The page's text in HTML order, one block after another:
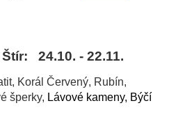
24.10. - 22.11.
Korál Červený, Rubín,
šperky, Lávové kameny, Býčí